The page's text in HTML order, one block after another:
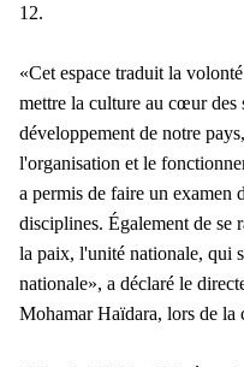
12.
«Cet espace traduit la
mettre la culture au cœur des
développement de notre
l'organisation et le
a permis de faire un examen
disciplines. Également de se
la paix, l'unité nationale, qui
nationale», a déclaré le
Mohamar Haïdara, lors de la